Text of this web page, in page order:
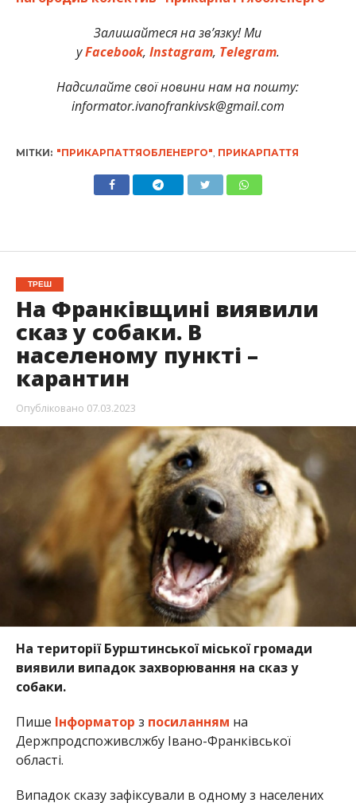
Залишайтеся на зв’язку! Ми
уFacebook, Instagram, Telegram.
Надсилайте свої новини нам на пошту:
informator.ivanofrankivsk@gmail.com
МІТКИ: "ПРИКАРПАТТЯОБЛЕНЕРГО" ПРИКАРПАТТЯ
ТРЕШ
На Франківщині виявили
сказ у собаки. В
населеному пункті –
карантин
Опубліковано 07.03.2023
На території Бурштинської міської громади
виявили випадок захворювання на сказ у
собаки.
Пише Інформатор з посиланням на
Держпродспоживслжбу Івано-Франківської
області.
Випадок сказу зафіксували в одному з населених